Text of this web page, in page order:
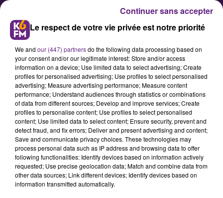
Science Po Dijon : Une course
solidaire ce dimanche au Parc de
la Colombière
Une dizaine d'étudiants de Sciences
Po Dijon sont à l'origine de la
première édition des Athlés
Le respect de votre vie privée est notre priorité
We and our (447) partnersdo the following data processing based on
your consent and/or our legitimate interest: Store and/or access
information on a device; Use limited data to select advertising; Create
profiles for personalised advertising; Use profiles to select personalised
advertising; Measure advertising performance; Measure content
performance; Understand audiences through statistics or combinations
of data from different sources; Develop and improve services; Create
profiles to personalise content; Use profiles to select personalised
content; Use limited data to select content; Ensure security, prevent and
detect fraud, and fix errors; Deliver and present advertising and content;
Save and communicate privacy choices. These technologies may
process personal data such as IP address and browsing data to offer
following functionalities: Identify devices based on information actively
requested; Use precise geolocation data; Match and combine data from
other data sources; Link different devices; Identify devices based on
information transmitted automatically.
Continuer sans accepter